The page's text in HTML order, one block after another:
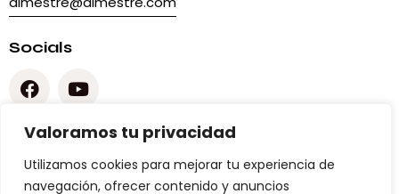
Valoramos tu privacidad
Utilizamos cookies para mejorar tu experiencia de
navegación, ofrecer contenido y anuncios
Socials
Legal
Aviso Legal